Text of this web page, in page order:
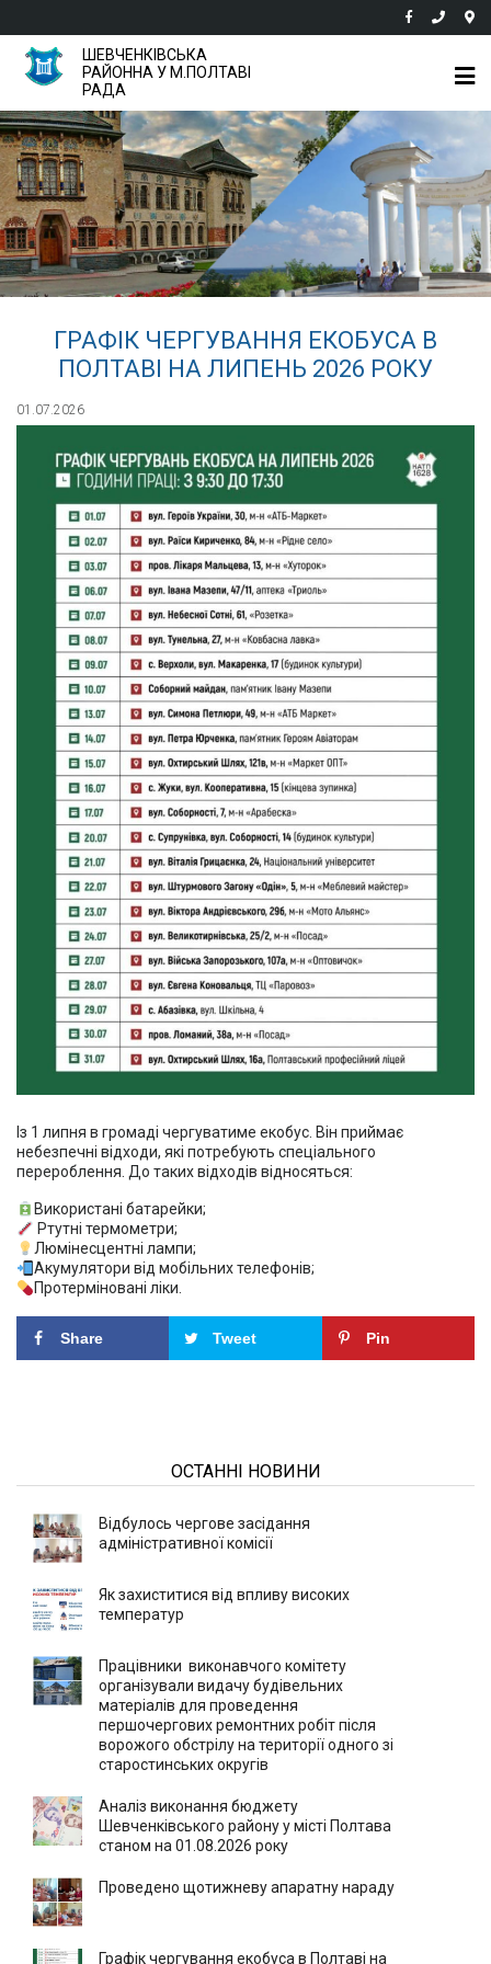
ШЕВЧЕНКІВСЬКА
РАЙОННА У М.ПОЛТАВІ
РАДА
ГРАФІК ЧЕРГУВАННЯ ЕКОБУСА В
ПОЛТАВІ НА ЛИПЕНЬ 2026 РОКУ
01.07.2026
Із 1 липня в громаді чергуватиме екобус. Він приймає
небезпечні відходи, які потребують спеціального
перероблення. До таких відходів відносяться:
Використані батарейки;
Ртутні термометри;
Люмінесцентні лампи;
Акумулятори від мобільних телефонів;
Протерміновані ліки.
Share Tweet Pin
ОСТАННІ НОВИНИ
Відбулось чергове засідання
адміністративної комісії
Як захиститися від впливу високих
температур
Працівники виконавчого комітету
організували видачу будівельних
матеріалів для проведення
першочергових ремонтних робіт після
ворожого обстрілу на території одного зі
старостинських округів
Аналіз виконання бюджету
Шевченківського району у місті Полтава
станом на 01.08.2026 року
Проведено щотижневу апаратну нараду
Графік чергування екобуса в Полтаві на